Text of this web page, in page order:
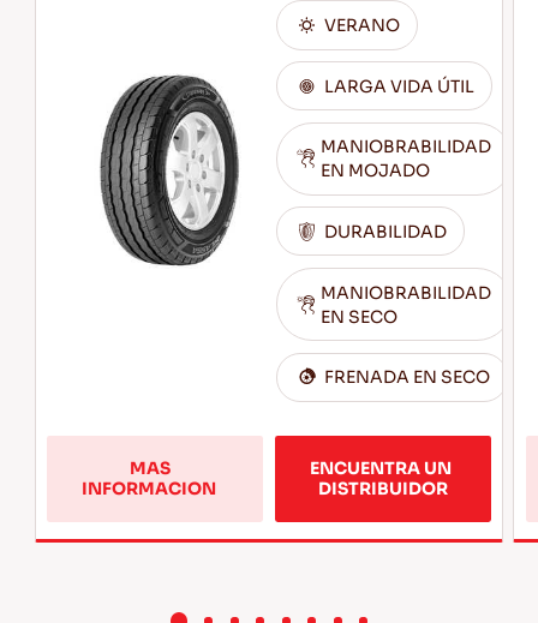
VERANO
LARGA VIDA ÚTIL
MANIOBRABILIDAD
EN MOJADO
DURABILIDAD
MANIOBRABILIDAD
EN SECO
FRENADA EN SECO
MAS
INFORMACION
Más
sobre
TRANSWAY
ENCUENTRA UN
DISTRIBUIDOR